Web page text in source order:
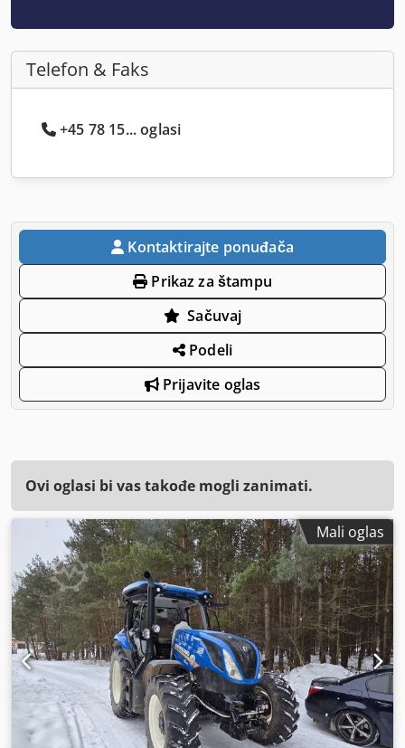
Telefon & Faks
+45 78 15... oglasi
Kontaktirajte ponuđača
Prikaz za štampu
Sačuvaj
Podeli
Prijavite oglas
Ovi oglasi bi vas takođe mogli zanimati.
Mali oglas